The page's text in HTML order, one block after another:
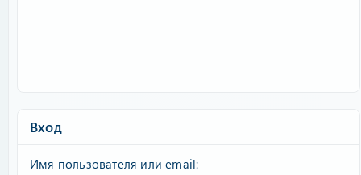
Вход
Имя пользователя или email